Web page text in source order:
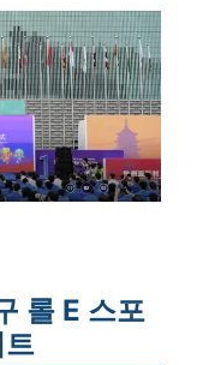
롤 E 스포